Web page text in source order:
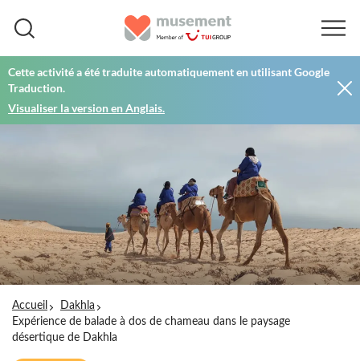
Cette activité a été traduite automatiquement en utilisant Google
Traduction.
Visualiser la version en Anglais.
Accueil
Dakhla
Expérience de balade à dos de chameau dans le paysage
désertique de Dakhla